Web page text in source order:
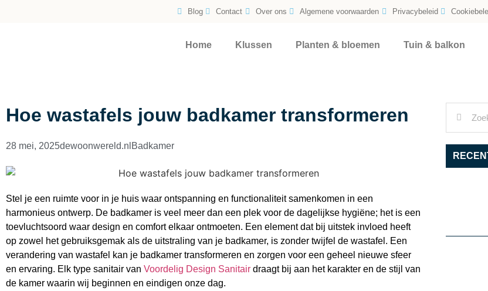
Blog Contact Over ons Algemene voorwaarden Privacybeleid
Home Klussen Planten & bloemen Tuin & balkon
Hoe wastafels jouw badkamer transformeren
28 mei, 2025dewoonwereld.nl Badkamer
Stel je een ruimte voor in je huis waar ontspanning en functionaliteit samenkomen in een
harmonieus ontwerp. De badkamer is veel meer dan een plek voor de dagelijkse hygiëne; het is een
toevluchtsoord waar design en comfort elkaar ontmoeten. Een element dat bij uitstek invloed heeft
op zowel het gebruiksgemak als de uitstraling van je badkamer, is zonder twijfel de wastafel. Een
verandering van wastafel kan je badkamer transformeren en zorgen voor een geheel nieuwe sfeer
en ervaring. Elk type sanitair van Voordelig Design Sanitair draagt bij aan het karakter en de stijl van
de kamer waarin wij beginnen en eindigen onze dag.